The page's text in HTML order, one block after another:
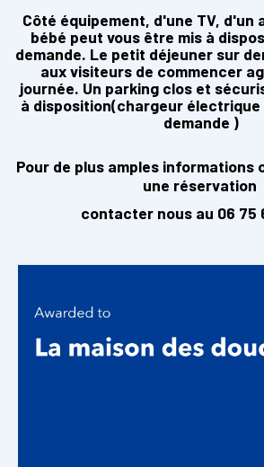
Côté équipement, d'une TV, d'un
bébé peut vous être mis à
demande. Le petit déjeuner sur
aux visiteurs de commencer
journée. Un parking clos et
à disposition(chargeur
demande )
Pour de plus amples
une réservation
contacter nous au 06 75